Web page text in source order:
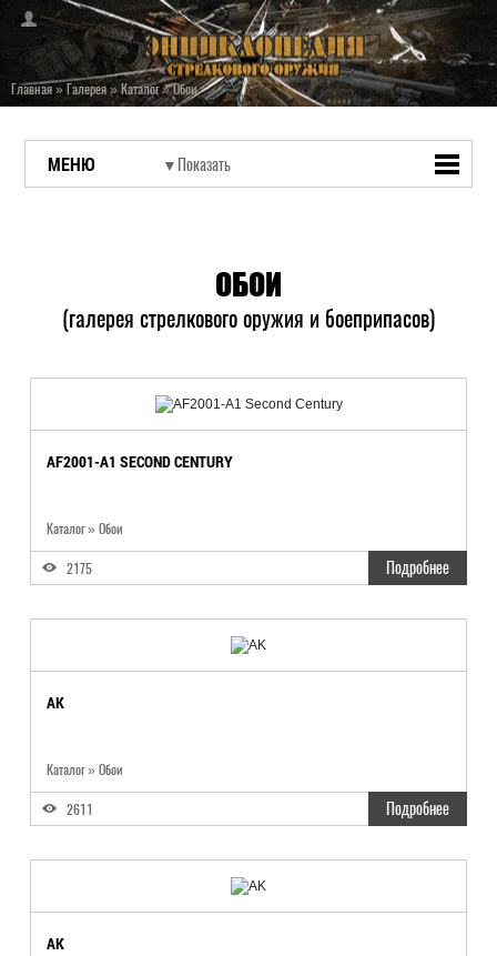
Главная»Галерея»Каталог»Обои
МЕНЮ
ОБОИ
(галерея стрелкового оружия и боеприпасов)
AF2001-A1 SECOND CENTURY
Каталог» Обои
2175 Подробнее
AK
Каталог» Обои
2611 Подробнее
AK